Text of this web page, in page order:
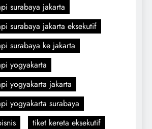
surabaya jakarta
surabaya jakarta eksekutif
surabaya ke jakarta
yogyakarta
yogyakarta jakarta
yogyakarta surabaya
tiket kereta eksekutif